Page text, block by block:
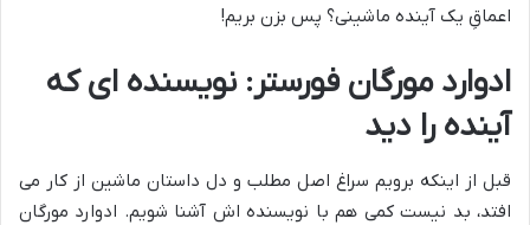
اعماقِ یک آینده ماشینی؟ پس بزن بریم!
ادوارد مورگان فورستر: نویسنده ای که
آینده را دید
قبل از اینکه برویم سراغ اصل مطلب و دل داستان ماشین از کار می
افتد، بد نیست کمی هم با نویسنده اش آشنا شویم. ادوارد مورگان